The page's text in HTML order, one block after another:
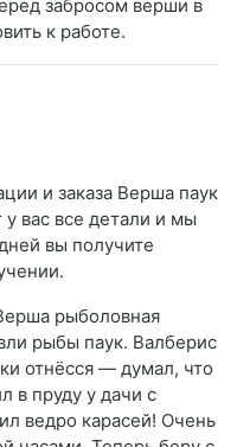
забросом верши в
к работе.
и заказа Верша паук
вас все детали и мы
вы получите
рыболовная
рыбы паук. Валберис
отнёсся — думал, что
в пруду у дачи с
ведро карасей! Очень